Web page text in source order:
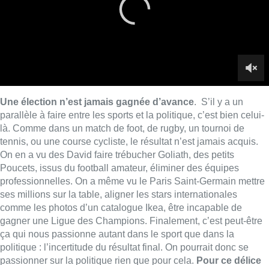
Poucets, issus du football amateur, éliminer des équipes
professionnelles. On a même vu le Paris Saint-Germain mettre
politique : l’incertitude du résultat final. On pourrait donc se
passionner sur la politique rien que pour cela.
Pour ce délice
de gourmet qui consiste à être surpris par le résultat d’une
élection.Pour ce plaisir de l’esprit de pouvoir le comparer avec
les sondages, pour cette excitation de nos neurones à nous
perdre en conjectures sur ce qui a provoqué le succès ou la
contre-performance de l’un ou l’autre candidat etnotre grande
satisfaction intellectuelle à pouvoir imaginer ce que vont
être la tactique du second tour, les alliance possibles, le
gouvernement envisageable. Et c’est vrai, il y a dans le sport
et la politique cette part de spéculation qui nous permet de
nous improviser commentateur, analyste, parieur même. En
Belgique, il y a 11 millions de sélectionneurs potentiels quand
on parle des Diables rouges, il y a aussi 11 millions de